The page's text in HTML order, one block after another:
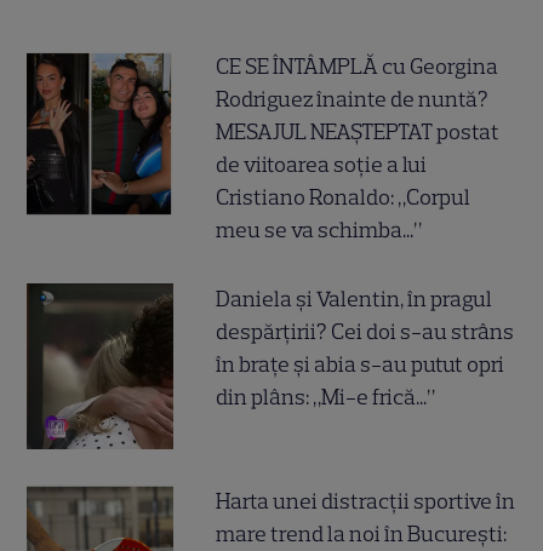
CE SE ÎNTÂMPLĂ cu Georgina
Rodriguez înainte de nuntă?
MESAJUL NEAȘTEPTAT postat
de viitoarea soție a lui
Cristiano Ronaldo: „Corpul
meu se va schimba...”
Daniela și Valentin, în pragul
despărțirii? Cei doi s-au strâns
în brațe și abia s-au putut opri
din plâns: „Mi-e frică...”
Harta unei distracții sportive în
mare trend la noi în București: